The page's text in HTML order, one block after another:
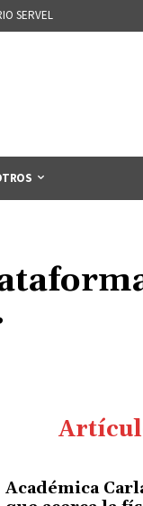
SERVEL
Académica